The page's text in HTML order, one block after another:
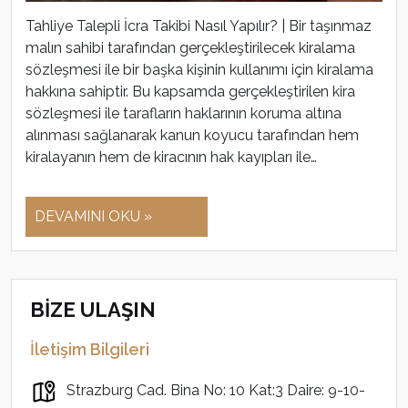
Tahliye Talepli İcra Takibi Nasıl Yapılır? | Bir taşınmaz
malın sahibi tarafından gerçekleştirilecek kiralama
sözleşmesi ile bir başka kişinin kullanımı için kiralama
hakkına sahiptir. Bu kapsamda gerçekleştirilen kira
sözleşmesi ile tarafların haklarının koruma altına
alınması sağlanarak kanun koyucu tarafından hem
kiralayanın hem de kiracının hak kayıpları ile…
DEVAMINI OKU »
BİZE ULAŞIN
İletişim Bilgileri
Strazburg Cad. Bina No: 10 Kat:3 Daire: 9-10-